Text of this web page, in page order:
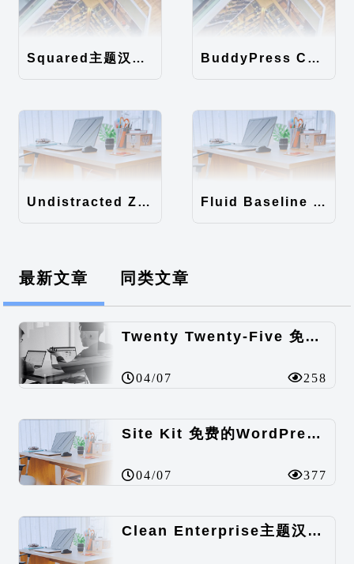
Squared主题汉化包 BuddyPress Colours主题汉化包
Undistracted Zen主题汉化包 Fluid Baseline Grid主题汉化包
最新文章 同类文章
Twenty Twenty-Five 免费的WordPress内容主题
04/07 258
Site Kit 免费的WordPress数据统计插件
04/07 377
Clean Enterprise主题汉化包